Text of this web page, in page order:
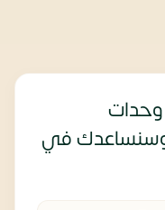
وحدات
وسنساعدك في